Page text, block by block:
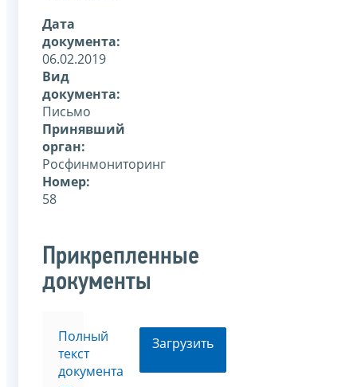
Дата
документа:
06.02.2019
Вид
документа:
Письмо
Принявший
орган:
Росфинмониторинг
Номер:
58
Прикрепленные
документы
Полный
текст
документа
Загрузить